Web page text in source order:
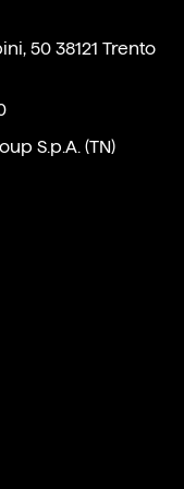
50 38121 Trento
S.p.A. (TN)